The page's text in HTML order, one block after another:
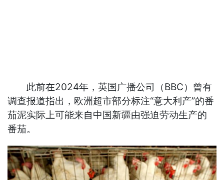
此前在2024年，英国广播公司（BBC）曾有
调查报道指出，欧洲超市部分标注“意大利产”的番
茄泥实际上可能来自中国新疆由强迫劳动生产的
番茄。